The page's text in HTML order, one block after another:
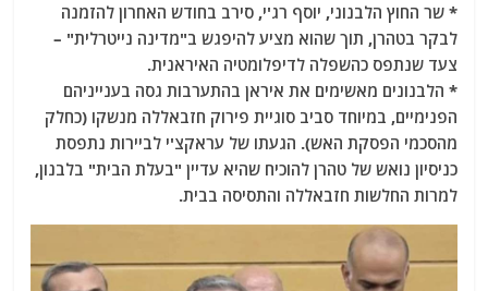
* שר החוץ הלבנוני, יוסף רג'י, סירב בחודש האחרון להזמנה
לבקר בטהרן, תוך שהוא מציע להיפגש ב"מדינה נייטרלית" –
צעד שנתפס כהשפלה לדיפלומטיה האיראנית.
* הלבנונים מאשימים את איראן בהתערבות גסה בענייניהם
הפנימיים, במיוחד סביב סוגיית פירוק חזבאללה מנשקו (כחלק
מהסכמי הפסקת האש). הגעתו של עראקצ'י לביירות נתפסת
כניסיון נואש של טהרן להוכיח שהיא עדיין "בעלת הבית" בלבנון,
למרות החלשות חזבאללה והתסיסה בבית.